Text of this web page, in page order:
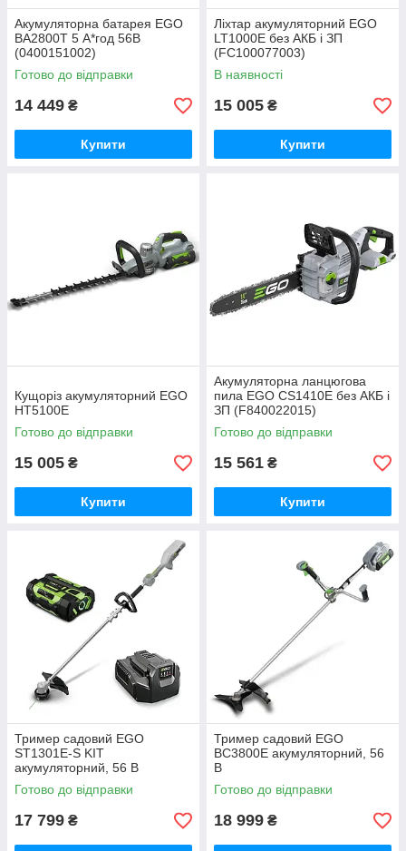
Акумуляторна батарея EGO
BA2800T 5 А*год 56В
(0400151002)
Готово до відправки
14 449 ₴
Купити
Ліхтар акумуляторний EGO
LT1000E без АКБ і ЗП
(FC100077003)
В наявності
15 005 ₴
Купити
Кущоріз акумуляторний EGO
HT5100E
Готово до відправки
15 005 ₴
Купити
Акумуляторна ланцюгова
пила EGO CS1410E без АКБ і
ЗП (F840022015)
Готово до відправки
15 561 ₴
Купити
Тример садовий EGO
ST1301E-S KIT
акумуляторний, 56 В
Готово до відправки
17 799 ₴
Тример садовий EGO
BC3800E акумуляторний, 56
В
Готово до відправки
18 999 ₴